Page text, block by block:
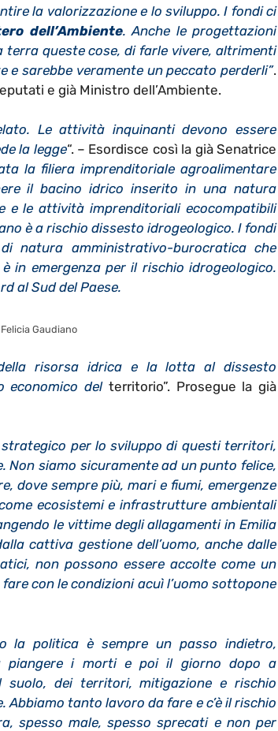
la valorizzazione e lo sviluppo. I fondi ci
dell’Ambiente. Anche le progettazioni
terra queste cose, di farle vivere, altrimenti
sarebbe veramente un peccato perderli”.
e già Ministro dell’Ambiente.
Le attività inquinanti devono essere
la legge“. – Esordisce così la già Senatrice
la filiera imprenditoriale agroalimentare
il bacino idrico inserito in una natura
e le attività imprenditoriali ecocompatibili
è a rischio dissesto idrogeologico. I fondi
natura amministrativo-burocratica che
in emergenza per il rischio idrogeologico.
al Sud del Paese.
Felicia Gaudiano
risorsa idrica e la lotta al dissesto
economico delterritorio”. Prosegue la già
per lo sviluppo di questi territori,
Non siamo sicuramente ad un punto felice,
dove sempre più, mari e fiumi, emergenze
ecosistemi e infrastrutture ambientali
le vittime degli allagamenti in Emilia
cattiva gestione dell’uomo, anche dalle
non possono essere accolte come un
con le condizioni acuì l’uomo sottopone
la politica è sempre un passo indietro,
piangere i morti e poi il giorno dopo a
dei territori, mitigazione e rischio
tanto lavoro da fare e c’è il rischio
spesso male, spesso sprecati e non per